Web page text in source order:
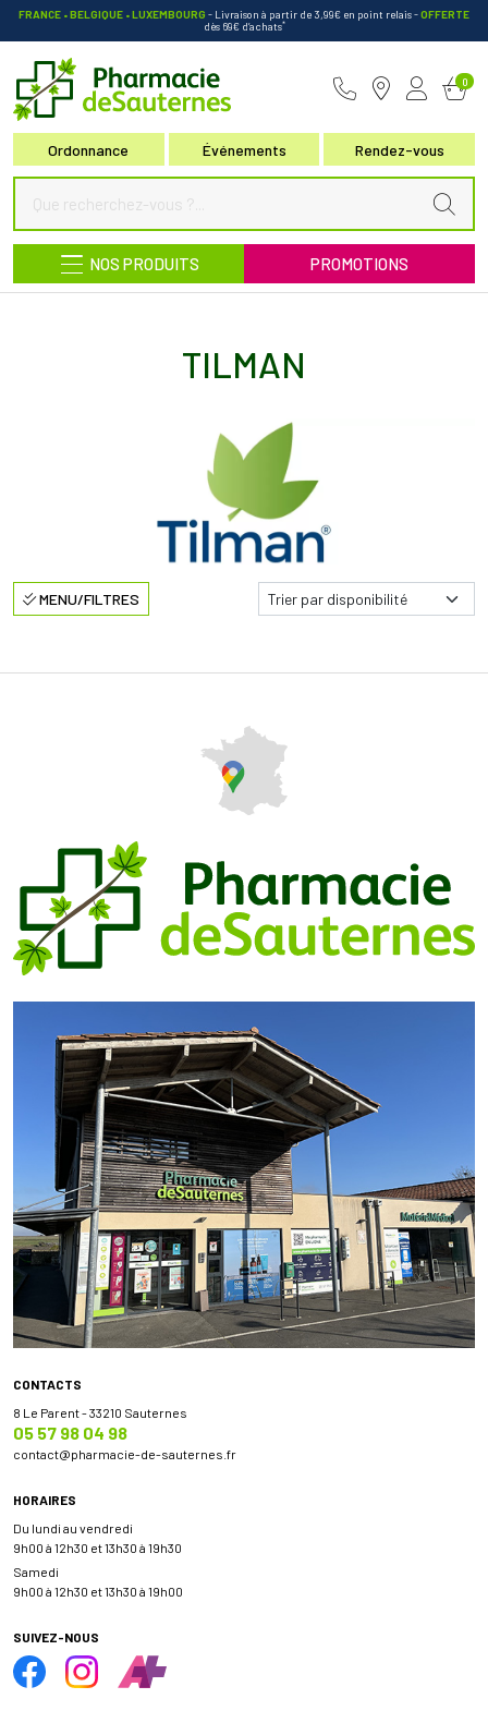
FRANCE • BELGIQUE • LUXEMBOURG - Livraison à partir de 3,99€ en point relais-OFFERTE
dès 69€ d’achats*
Ordonnance Événements Rendez-vous
0
NOS PRODUITS PROMOTIONS
TILMAN
MENU/FILTRES
CONTACTS
8 Le Parent - 33210 Sauternes
05 57 98 04 98
contact@pharmacie-de-sauternes.fr
HORAIRES
Du lundi au vendredi
9h00 à 12h30 et 13h30 à 19h30
Samedi
9h00 à 12h30 et 13h30 à 19h00
SUIVEZ-NOUS